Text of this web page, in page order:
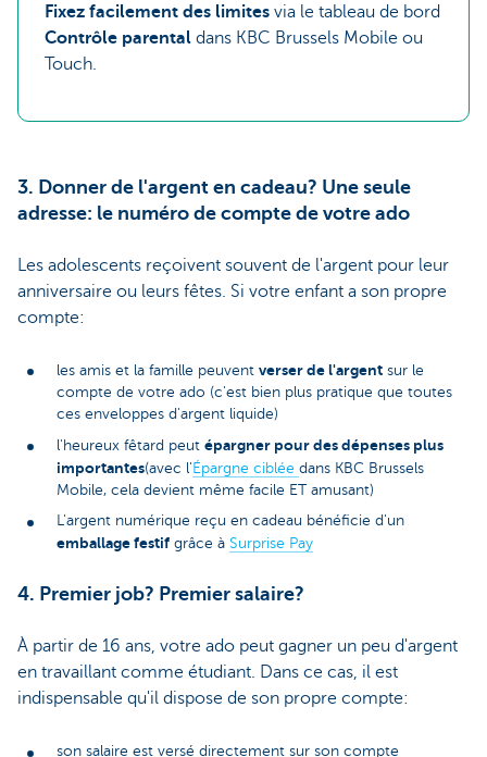
Fixez facilement des limites via le tableau de bord
Contrôle parental dans KBC Brussels Mobile ou
Touch.
3. Donner de l'argent en cadeau? Une seule
adresse: le numéro de compte de votre ado
Les adolescents reçoivent souvent de l'argent pour leur
anniversaire ou leurs fêtes. Si votre enfant a son propre
compte:
les amis et la famille peuvent verser de l'argent sur le
compte de votre ado (c'est bien plus pratique que toutes
ces enveloppes d'argent liquide)
l'heureux fêtard peut épargner pour des dépenses plus
importantes(avec l' Épargne ciblée dans KBC Brussels
Mobile, cela devient même facile ET amusant)
L'argent numérique reçu en cadeau bénéficie d'un
emballage festif grâce à Surprise Pay
4. Premier job? Premier salaire?
À partir de 16 ans, votre ado peut gagner un peu d'argent
en travaillant comme étudiant. Dans ce cas, il est
indispensable qu'il dispose de son propre compte:
son salaire est versé directement sur son compte